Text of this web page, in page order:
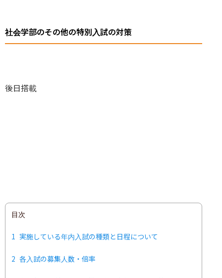
社会学部のその他の特別入試の対策
後日搭載
目次
1 実施している年内入試の種類と日程について
2 各入試の募集人数・倍率